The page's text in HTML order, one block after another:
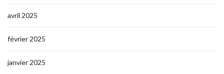
avril 2025
février 2025
janvier 2025